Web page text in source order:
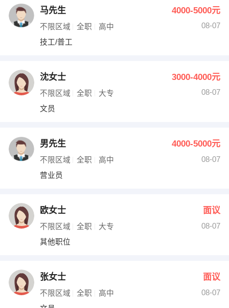
其他职位
马先生 4000-5000元
不限区域 全职 高中
08-07
技工/普工
沈女士 3000-4000元
不限区域 全职 大专
08-07
文员
男先生 4000-5000元
不限区域 全职 高中
08-07
营业员
欧女士 面议
不限区域 全职 大专
08-07
其他职位
张女士 面议
不限区域 全职 高中
08-07